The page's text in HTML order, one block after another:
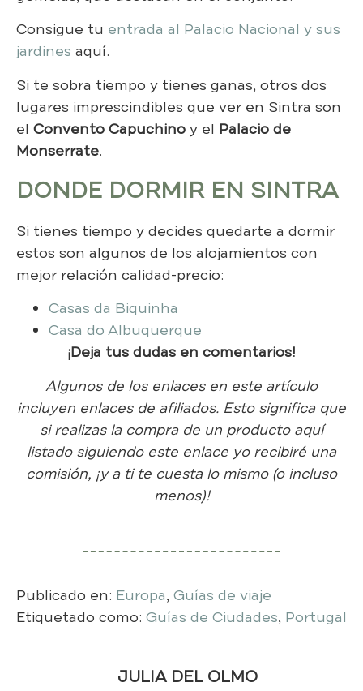
Consigue tu entrada al Palacio Nacional y sus
jardines aquí.
Si te sobra tiempo y tienes ganas, otros dos
lugares imprescindibles que ver en Sintra son
el Convento Capuchino y el Palacio de
Monserrate.
DONDE DORMIR EN SINTRA
Si tienes tiempo y decides quedarte a dormir
estos son algunos de los alojamientos con
mejor relación calidad-precio:
Casas da Biquinha
Casa do Albuquerque
¡Deja tus dudas en comentarios!
Algunos de los enlaces en este artículo
incluyen enlaces de afiliados. Esto significa que
si realizas la compra de un producto aquí
listado siguiendo este enlace yo recibiré una
comisión, ¡y a ti te cuesta lo mismo (o incluso
menos)!
Publicado en: Europa, Guías de viaje
Etiquetado como: Guías de Ciudades, Portugal
JULIA DEL OLMO